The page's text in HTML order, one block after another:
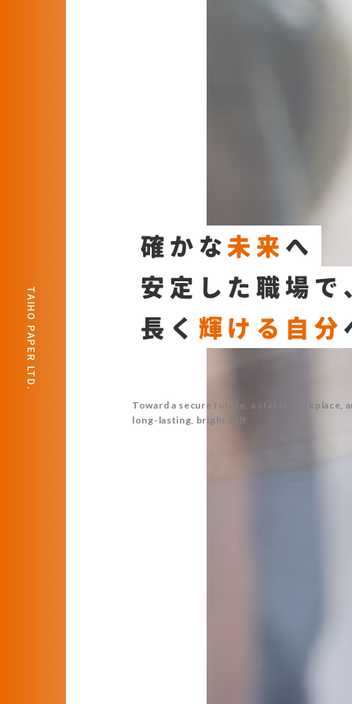
確 か な 未 来 へ
安 定 し た 職 場 で
長 く 輝 け る 自 分
Toward a secure future, a stable workplace,
long-lasting, bright self
TAIHO PAPER LTD.